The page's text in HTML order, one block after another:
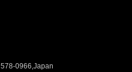
0966,Japan